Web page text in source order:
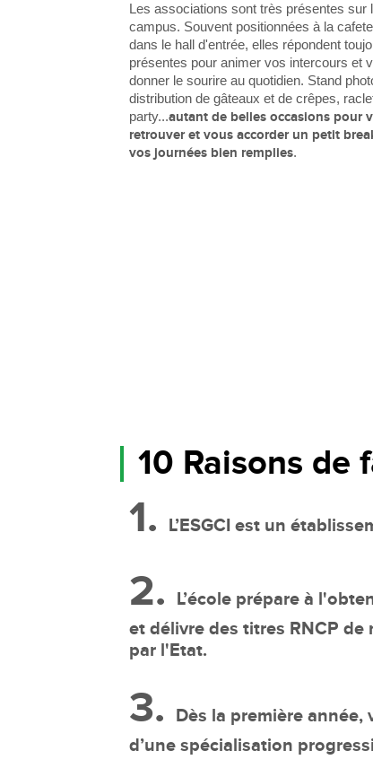
Les associations sont très présentes sur
campus. Souvent positionnées à la
dans le hall d'entrée, elles répondent
présentes pour animer vos intercours et
donner le sourire au quotidien. Stand
distribution de gâteaux et de crêpes,
party...autant de belles occasions pour
retrouver et vous accorder un petit
vos journées bien remplies.
10 Raisons de
1. L’ESGCI est un
2.
L’école prépare à
et délivre des titres RNCP de
par l'Etat.
3.
Dès la première
d’une spécialisation